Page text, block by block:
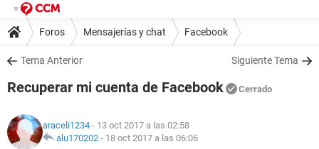
Foros Mensajerías y chat Facebook
Tema Anterior Siguiente Tema
Recuperar mi cuenta de Facebook Cerrado
araceli1234 - 13 oct 2017 a las 02:58
alu170202 - 18 oct 2017 a las 06:06